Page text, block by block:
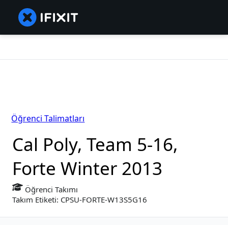
Cal Poly, Team 5-16,
Forte Winter 2013
Öğrenci Takımı
Takım Etiketi: CPSU-FORTE-W13S5G16
Öğrenci Talimatları